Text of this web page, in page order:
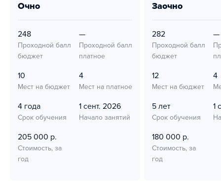
очно
248
Проходной балл
бюджет
—
Проходной балл
платное
10
Мест на бюджет
4
Мест на платное
4 года
Срок обучения
1 сент. 2026
Начало занятий
205 000 р.
Стоимость, за
год
заочно
282
Проходной балл
бюджет
—
12
Мест на бюджет
4
5 лет
Срок обучения
1
180 000 р.
Стоимость, за
год